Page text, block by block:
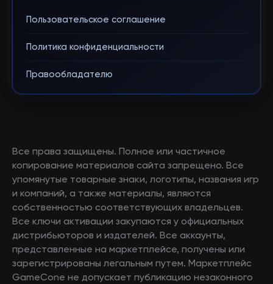
Пользовательское соглашение
Политика конфиденциальности
Правообладателю
Все права защищены. Полное или частичное
копирование материалов сайта запрещено. Все
упомянутые товарные знаки, логотипы, названия игр
и компаний, а также материалы, являются
собственностью соответствующих владельцев.
Все ключи активации закупаются у официальных
дистрибьюторов и издателей. Все аккаунты,
представленные на маркетплейсе, получены или
зарегистрированы легальным путем. Маркетплейс
GameCone не допускает публикацию незаконного